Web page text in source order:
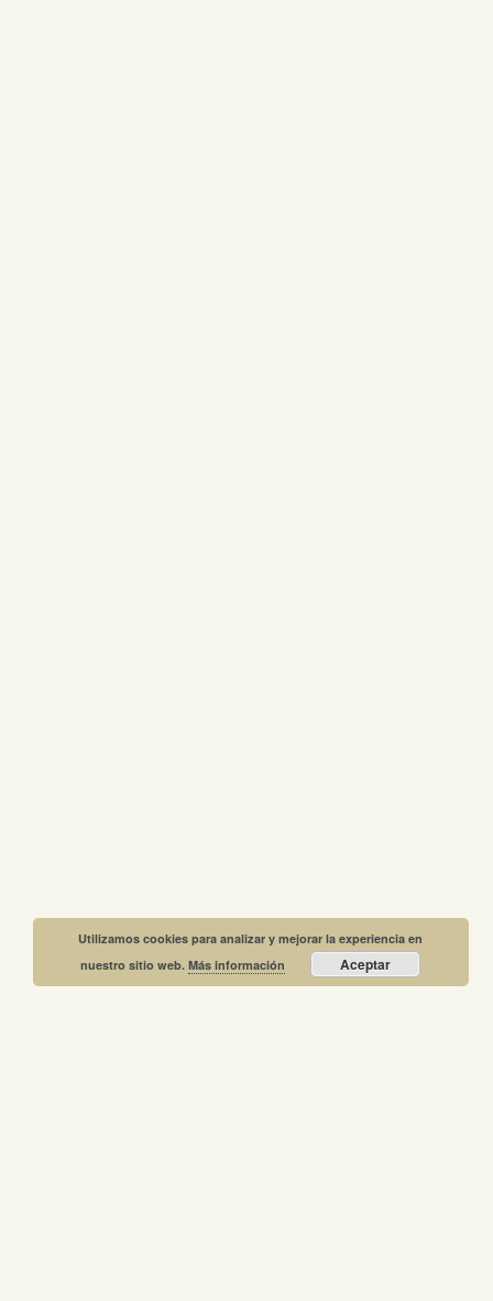
Utilizamos cookies para analizar y mejorar la experiencia en
nuestro sitio web.Más información Aceptar